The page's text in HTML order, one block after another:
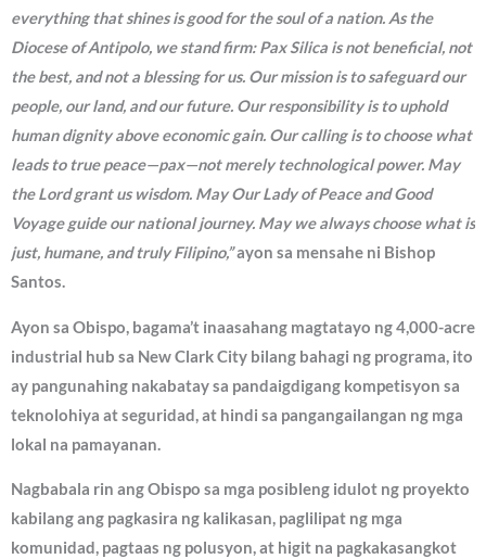
everything that shines is good for the soul of a nation. As the
Diocese of Antipolo, we stand firm: Pax Silica is not beneficial, not
the best, and not a blessing for us. Our mission is to safeguard our
people, our land, and our future. Our responsibility is to uphold
human dignity above economic gain. Our calling is to choose what
leads to true peace—pax—not merely technological power. May
the Lord grant us wisdom. May Our Lady of Peace and Good
Voyage guide our national journey. May we always choose what is
just, humane, and truly Filipino,”ayon sa mensahe ni Bishop
Santos.
Ayon sa Obispo, bagama’t inaasahang magtatayo ng 4,000-acre
industrial hub sa New Clark City bilang bahagi ng programa, ito
ay pangunahing nakabatay sa pandaigdigang kompetisyon sa
teknolohiya at seguridad, at hindi sa pangangailangan ng mga
lokal na pamayanan.
Nagbabala rin ang Obispo sa mga posibleng idulot ng proyekto
kabilang ang pagkasira ng kalikasan, paglilipat ng mga
komunidad, pagtaas ng polusyon, at higit na pagkakasangkot